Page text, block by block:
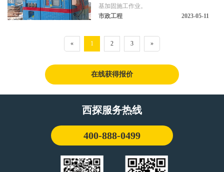
基加固施工作业。
市政工程
2023-05-11
« 1 2 3 »
在线获得报价
西探服务热线
400-888-0499